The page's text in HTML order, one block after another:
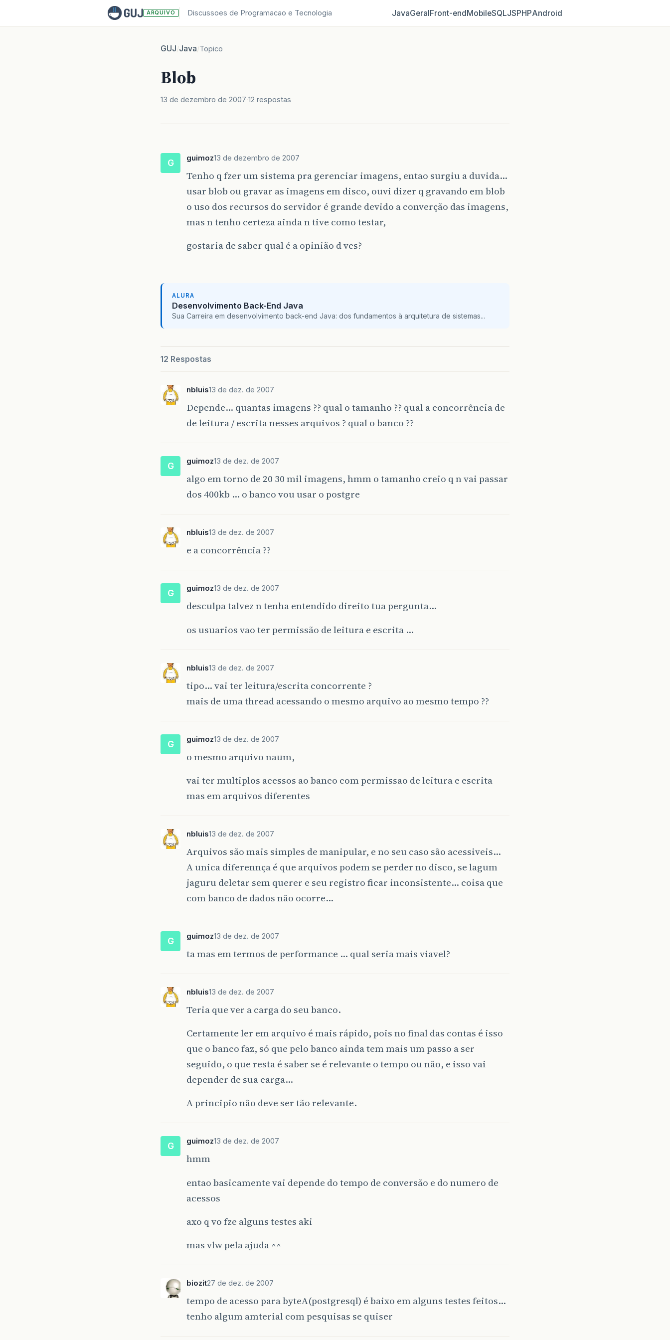
ARQUIVO Discussoes de Programacao e Tecnologia JavaGeralFront‑endMobileSQLJSPHPAndroid
GUJ/Java/Topico
Blob
13 de dezembro de 2007 12 respostas
G guimoz13 de dezembro de 2007
Tenho q fzer um sistema pra gerenciar imagens, entao surgiu a duvida…
usar blob ou gravar as imagens em disco, ouvi dizer q gravando em blob
o uso dos recursos do servidor é grande devido a converção das imagens,
mas n tenho certeza ainda n tive como testar,
gostaria de saber qual é a opinião d vcs?
ALURA
Desenvolvimento Back-End Java
Sua Carreira em desenvolvimento back-end Java: dos fundamentos à arquitetura de sistemas...
12 Respostas
nbluis13 de dez. de 2007
Depende… quantas imagens ?? qual o tamanho ?? qual a concorrência de
de leitura / escrita nesses arquivos ? qual o banco ??
G guimoz13 de dez. de 2007
algo em torno de 20 30 mil imagens, hmm o tamanho creio q n vai passar
dos 400kb … o banco vou usar o postgre
nbluis13 de dez. de 2007
e a concorrência ??
G guimoz13 de dez. de 2007
desculpa talvez n tenha entendido direito tua pergunta…
os usuarios vao ter permissão de leitura e escrita …
nbluis13 de dez. de 2007
tipo… vai ter leitura/escrita concorrente ?
mais de uma thread acessando o mesmo arquivo ao mesmo tempo ??
G guimoz13 de dez. de 2007
o mesmo arquivo naum,
vai ter multiplos acessos ao banco com permissao de leitura e escrita
mas em arquivos diferentes
nbluis13 de dez. de 2007
Arquivos são mais simples de manipular, e no seu caso são acessiveis…
A unica diferennça é que arquivos podem se perder no disco, se lagum
jaguru deletar sem querer e seu registro ficar inconsistente… coisa que
com banco de dados não ocorre…
G guimoz13 de dez. de 2007
ta mas em termos de performance … qual seria mais viavel?
nbluis13 de dez. de 2007
Teria que ver a carga do seu banco.
Certamente ler em arquivo é mais rápido, pois no final das contas é isso
que o banco faz, só que pelo banco ainda tem mais um passo a ser
seguido, o que resta é saber se é relevante o tempo ou não, e isso vai
depender de sua carga…
A principio não deve ser tão relevante.
G guimoz13 de dez. de 2007
hmm
entao basicamente vai depende do tempo de conversão e do numero de
acessos
axo q vo fze alguns testes aki
mas vlw pela ajuda ^^
biozit27 de dez. de 2007
tempo de acesso para byteA(postgresql) é baixo em alguns testes feitos…
tenho algum amterial com pesquisas se quiser